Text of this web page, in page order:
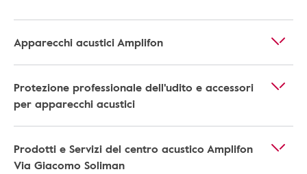
Apparecchi acustici Amplifon
Protezione professionale dell'udito e accessori
per apparecchi acustici
Prodotti e Servizi del centro acustico Amplifon
Via Giacomo Soliman